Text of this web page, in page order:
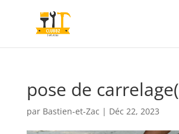
pose de
par Bastien-et-Zac | Déc 22, 2023